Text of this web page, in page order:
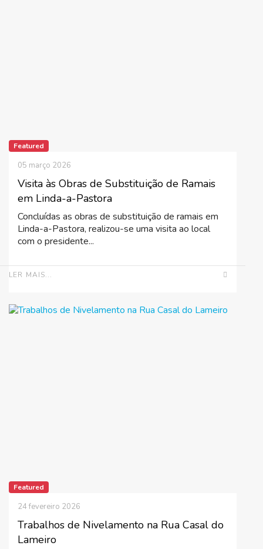
Featured
Visita às Obras de Substituição de Ramais
em Linda-a-Pastora
05 março 2026
Concluídas as obras de substituição de ramais em
Linda-a-Pastora, realizou-se uma visita ao local
com o presidente...
LER MAIS...
Featured
Trabalhos de Nivelamento na Rua Casal do
Lameiro
24 fevereiro 2026